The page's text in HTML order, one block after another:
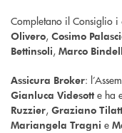
Completano il Consiglio
Olivero, Cosimo
Bettinsoli, Marco
Assicura Broker:
Gianluca Videsott e ha
Ruzzier, Graziano
Mariangela Tragni e